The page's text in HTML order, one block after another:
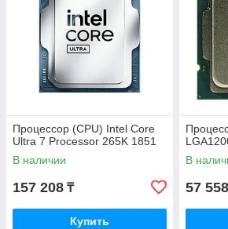
Процессор (CPU) Intel Core
Ultra 7 Processor 265K 1851
В наличии
157 208 ₸
Купить
В
57 558